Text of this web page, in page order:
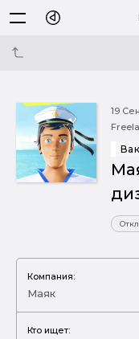
19 Сен
Компания:
Маяк
Кто ищет: